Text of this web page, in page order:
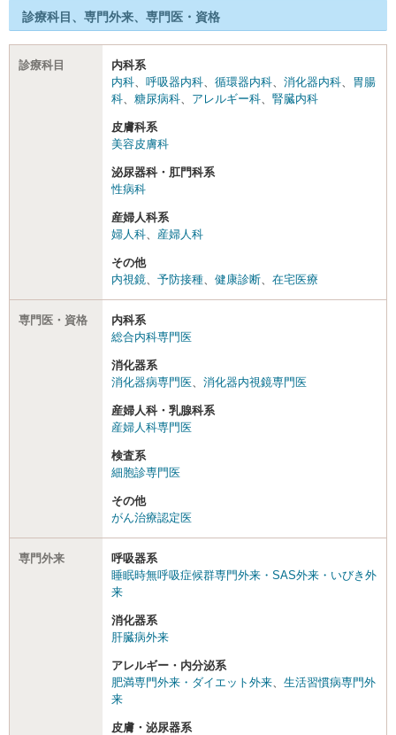
診療科目、専門外来、専門医・資格
診療科目
内科系
内科
呼吸器内科 循環器内科 消化器内科
胃腸
科
糖尿病科 アレルギー科 腎臓内科
皮膚科系
美容皮膚科
泌尿器科・肛門科系
性病科
産婦人科系
婦人科
産婦人科
その他
内視鏡
予防接種 健康診断 在宅医療
専門医・資格
内科系
総合内科専門医
消化器系
消化器病専門医
消化器内視鏡専門医
産婦人科・乳腺科系
産婦人科専門医
検査系
細胞診専門医
その他
がん治療認定医
専門外来
呼吸器系
睡眠時無呼吸症候群専門外来・SAS外来・いびき外
来
消化器系
肝臓病外来
アレルギー・内分泌系
肥満専門外来・ダイエット外来
生活習慣病専門外
来
皮膚・泌尿器系